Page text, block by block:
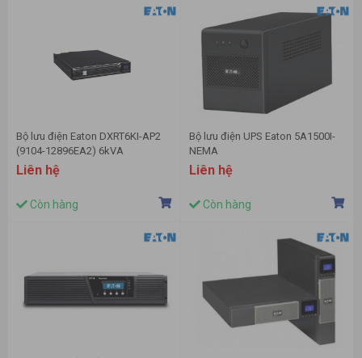
Bộ lưu điện Eaton DXRT6KI-AP2
(9104-12896EA2) 6kVA
Liên hệ
Còn hàng
Bộ lưu điện UPS Eaton 5A1500I-
NEMA
Liên hệ
Còn hàng